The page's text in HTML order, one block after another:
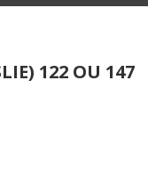
122 OU 147